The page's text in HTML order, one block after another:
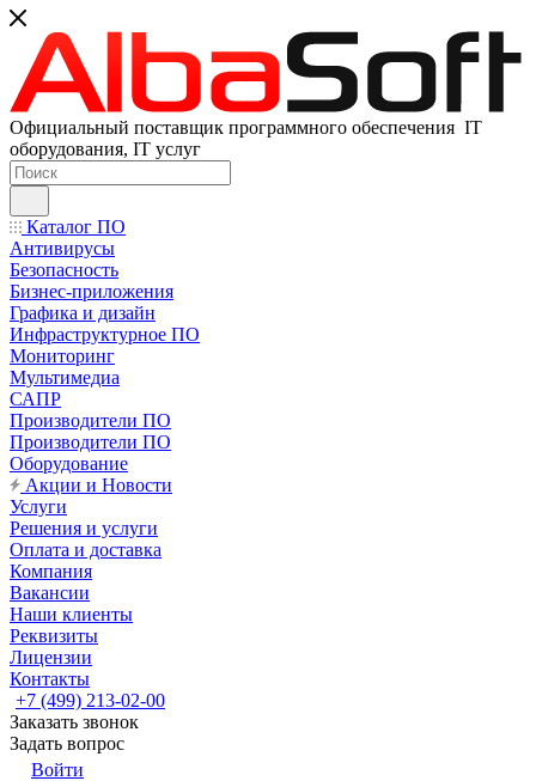
Официальный поставщик программного обеспечения IT
оборудования, IT услуг
Каталог ПО
Антивирусы
Безопасность
Бизнес-приложения
Графика и дизайн
Инфраструктурное ПО
Мониторинг
Мультимедиа
САПР
Производители ПО
Производители ПО
Оборудование
Акции и Новости
Услуги
Решения и услуги
Оплата и доставка
Компания
Вакансии
Наши клиенты
Реквизиты
Лицензии
Контакты
+7 (499) 213-02-00
Заказать звонок
Задать вопрос
Войти